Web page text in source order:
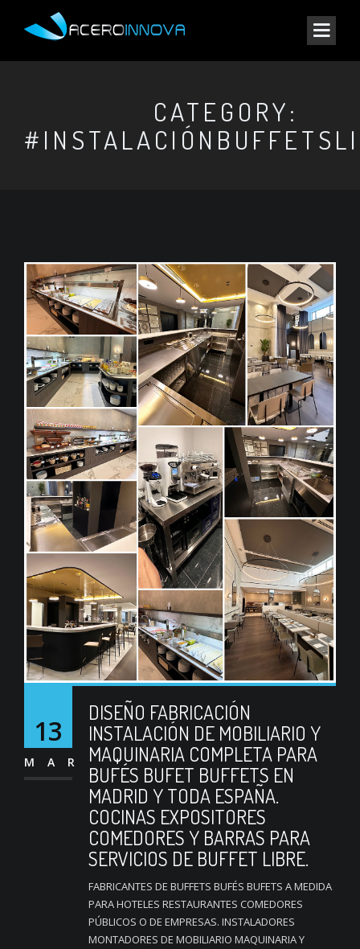
CATEGORY:
13
MAR
DISEÑO FABRICACIÓN
INSTALACIÓN DE MOBILIARIO Y
MAQUINARIA COMPLETA PARA
BUFÉS BUFET BUFFETS EN
MADRID Y TODA ESPAÑA.
COCINAS EXPOSITORES
COMEDORES Y BARRAS PARA
SERVICIOS DE BUFFET LIBRE.
FABRICANTES DE BUFFETS BUFÉS BUFETS A MEDIDA
PARA HOTELES RESTAURANTES COMEDORES
PÚBLICOS O DE EMPRESAS. INSTALADORES
MONTADORES DE MOBILIARIO MAQUINARIA Y